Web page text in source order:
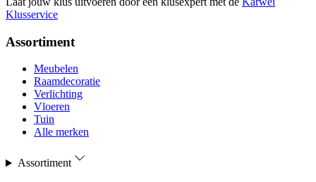
Klusservice
Assortiment
Meubelen
Raamdecoratie
Verlichting
Vloeren
Tuin
Alle merken
Assortiment